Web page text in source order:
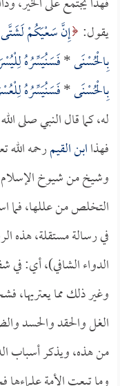
يقول: إِنَّ سَعْيَكُمْ لَشَتَّى
بِالْحُسْنَى*فَسَنُيَسِّرُهُ
بِالْحُسْنَى*فَسَنُيَسِّرُهُ
له، كما قال النبي صلى
فهذاابن القيمرحمه الله
وشيخ من شيوخ
التخلص من عللها، فما
في رسالة مستقلة، هذه
الدواء الشافي)، أي: في
وغير ذلك مما
الغل والحقد والحسد
من هذه، ويذكر أسباب